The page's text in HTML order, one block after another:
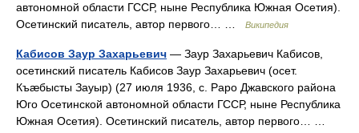
автономной области ГССР, ныне Республика Южная Осетия).
Осетинский писатель, автор первого… …
Википедия
Кабисов Заур Захарьевич — Заур Захарьевич Кабисов,
осетинский писатель Кабисов Заур Захарьевич (осет.
Къæбысты Зауыр) (27 июля 1936, с. Раро Джавского района
Юго Осетинской автономной области ГССР, ныне Республика
Южная Осетия). Осетинский писатель, автор первого… …